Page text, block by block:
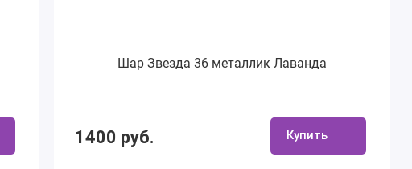
Шар Звезда 36 металлик Лаванда
1400 руб. Купить